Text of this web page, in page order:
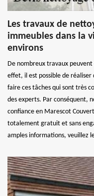
Les travaux de
immeubles dans la
environs
De nombreux travaux
effet, il est possible de
faire ces tâches qui sont très
des experts. Par conséquent,
confiance en Marescot
totalement gratuit et sans
amples informations, veuillez